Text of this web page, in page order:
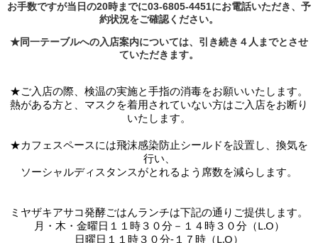
お手数ですが当日の20時までに03-6805-4451にお電話いただき、予
約状況をご確認ください。
★同一テーブルへの入店案内については、引き続き４人までとさせ
ていただきます。
★ご入店の際、検温の実施と手指の消毒をお願いいたします。
熱がある方と、マスクを着用されていない方はご入店をお断り
いたします。
★カフェスペースには飛沫感染防止シールドを設置し、換気を
行い、
ソーシャルディスタンスがとれるよう席数を減らします。
ミヤザキアサコ発酵ごはんランチは下記の通りご提供します。
月・木・金曜日１１時３０分－１４時３０分（L.O）
日曜日１１時３０分-１７時 （L.O）